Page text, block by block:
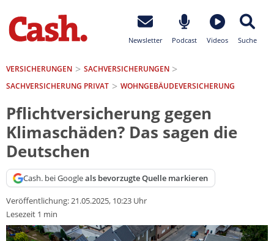
Newsletter Podcast Videos Suche
VERSICHERUNGEN
SACH­VERSICHERUNGEN
SACHVERSICHERUNG PRIVAT
WOHNGEBÄUDEVERSICHERUNG
Pflichtversicherung gegen
Klimaschäden? Das sagen die
Deutschen
Cash. bei Googleals bevorzugte Quelle markieren
Veröffentlichung:21.05.2025, 10:23 Uhr
Lesezeit 1 min